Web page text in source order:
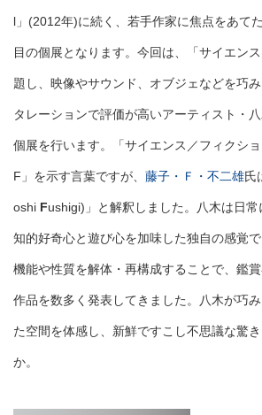
l」(2012年)に続く、若手作家に焦点をあて
目の個展となります。今回は、「サイエン
題し、映像やサウンド、オブジェなどを巧
タレーションで評価が高いアーティスト・
個展を行います。「サイエンス／フィクシ
F」を示す言葉ですが、 藤子・Ｆ・不二雄氏
oshi Fushigi)」と解釈しました。八木は日常
知的好奇心と遊び心を加味した独自の感覚
機能や性質を解体・再構成することで、鑑
作品を数多く発表してきました。八木が巧
た空間を体感し、新鮮ですこし不思議な驚
か。